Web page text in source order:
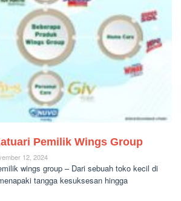
Pemilik Wings Group
12, 2024
wings group – Dari sebuah toko kecil di
tangga kesuksesan hingga